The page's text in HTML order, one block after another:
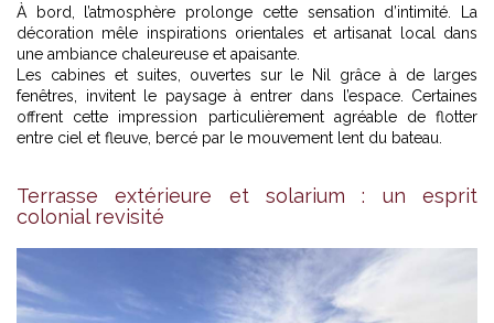
À bord, l’atmosphère prolonge cette sensation d’intimité. La
décoration mêle inspirations orientales et artisanat local dans
une ambiance chaleureuse et apaisante.
Les cabines et suites, ouvertes sur le Nil grâce à de larges
fenêtres, invitent le paysage à entrer dans l’espace. Certaines
offrent cette impression particulièrement agréable de flotter
entre ciel et fleuve, bercé par le mouvement lent du bateau.
Terrasse extérieure et solarium : un esprit
colonial revisité